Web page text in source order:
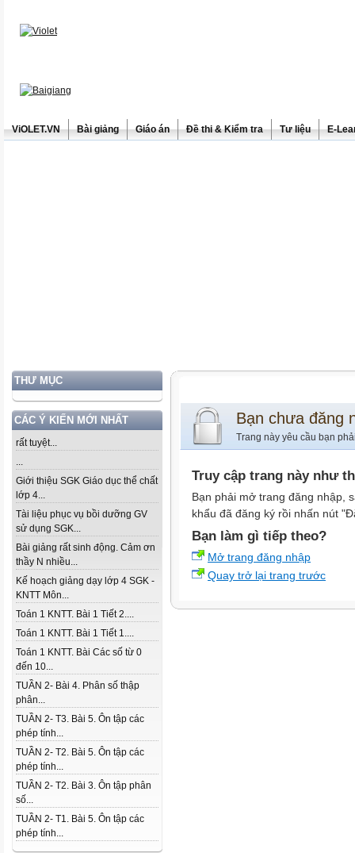
ViOLET.VN Bài giảng Giáo án Đề thi & Kiểm tra Tư liệu E-
THƯ MỤC
CÁC Ý KIẾN MỚI NHẤT
rất tuyệt...
...
Giới thiệu SGK Giáo dục thể chất
lớp 4...
Tài liệu phục vụ bồi dưỡng GV
sử dụng SGK...
Bài giảng rất sinh động. Cảm ơn
thầy N nhiều...
Kế hoạch giảng dạy lớp 4 SGK -
KNTT Môn...
Toán 1 KNTT. Bài 1 Tiết 2....
Toán 1 KNTT. Bài 1 Tiết 1....
Toán 1 KNTT. Bài Các số từ 0
đến 10...
TUẦN 2- Bài 4. Phân số thập
phân...
TUẦN 2- T3. Bài 5. Ôn tập các
phép tính...
TUẦN 2- T2. Bài 5. Ôn tập các
phép tính...
TUẦN 2- T2. Bài 3. Ôn tập phân
số...
TUẦN 2- T1. Bài 5. Ôn tập các
phép tính...
Bạn chưa đăng
Trang này yêu cầu bạn
Truy cập trang này như
Bạn phải mở trang đăng nhập,
khẩu đã đăng ký rồi nhấn nút
Bạn làm gì tiếp theo?
Mở trang đăng nhập
Quay trở lại trang trước